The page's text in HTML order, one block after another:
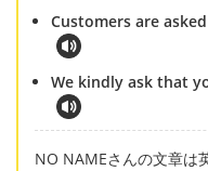
Customers are
We kindly ask that
NO NAMEさんの文章は